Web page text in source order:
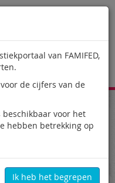
van FAMIFED,
voor de cijfers van de
beschikbaar voor het
hebben betrekking op
Ik heb het begrepen
buiten het Rijk
van recht en per